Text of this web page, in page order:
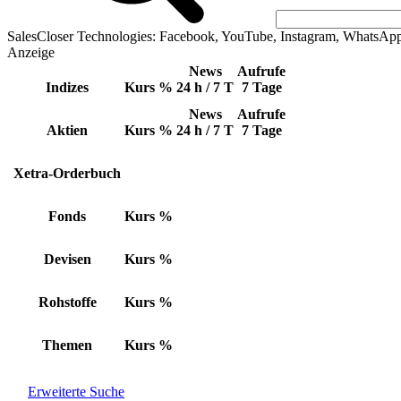
SalesCloser Technologies: Facebook, YouTube, Instagram,
Anzeige
Indizes Kurs %
News
24 h / 7 T
Aufrufe
7 Tage
Aktien Kurs %
News
24 h / 7 T
Aufrufe
7 Tage
Xetra-Orderbuch
Fonds Kurs %
Devisen Kurs %
Rohstoffe Kurs %
Themen Kurs %
Erweiterte Suche